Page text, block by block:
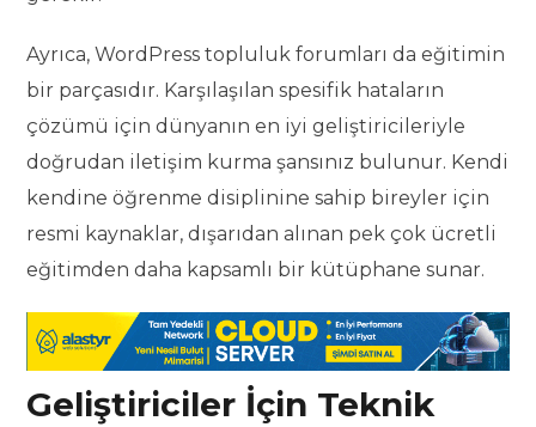
Ayrıca, WordPress topluluk forumları da eğitimin
bir parçasıdır. Karşılaşılan spesifik hataların
çözümü için dünyanın en iyi geliştiricileriyle
doğrudan iletişim kurma şansınız bulunur. Kendi
kendine öğrenme disiplinine sahip bireyler için
resmi kaynaklar, dışarıdan alınan pek çok ücretli
eğitimden daha kapsamlı bir kütüphane sunar.
Geliştiriciler İçin Teknik